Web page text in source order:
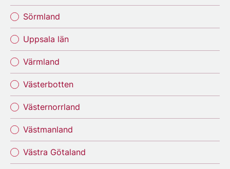
Sörmland
Uppsala län
Värmland
Västerbotten
Västernorrland
Västmanland
Västra Götaland